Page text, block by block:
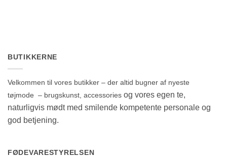
BUTIKKERNE
Velkommen til vores butikker – der altid bugner af nyeste
tøjmode – brugskunst, accessories og vores egen te,
naturligvis mødt med smilende kompetente personale og
god betjening.
FØDEVARESTYRELSEN